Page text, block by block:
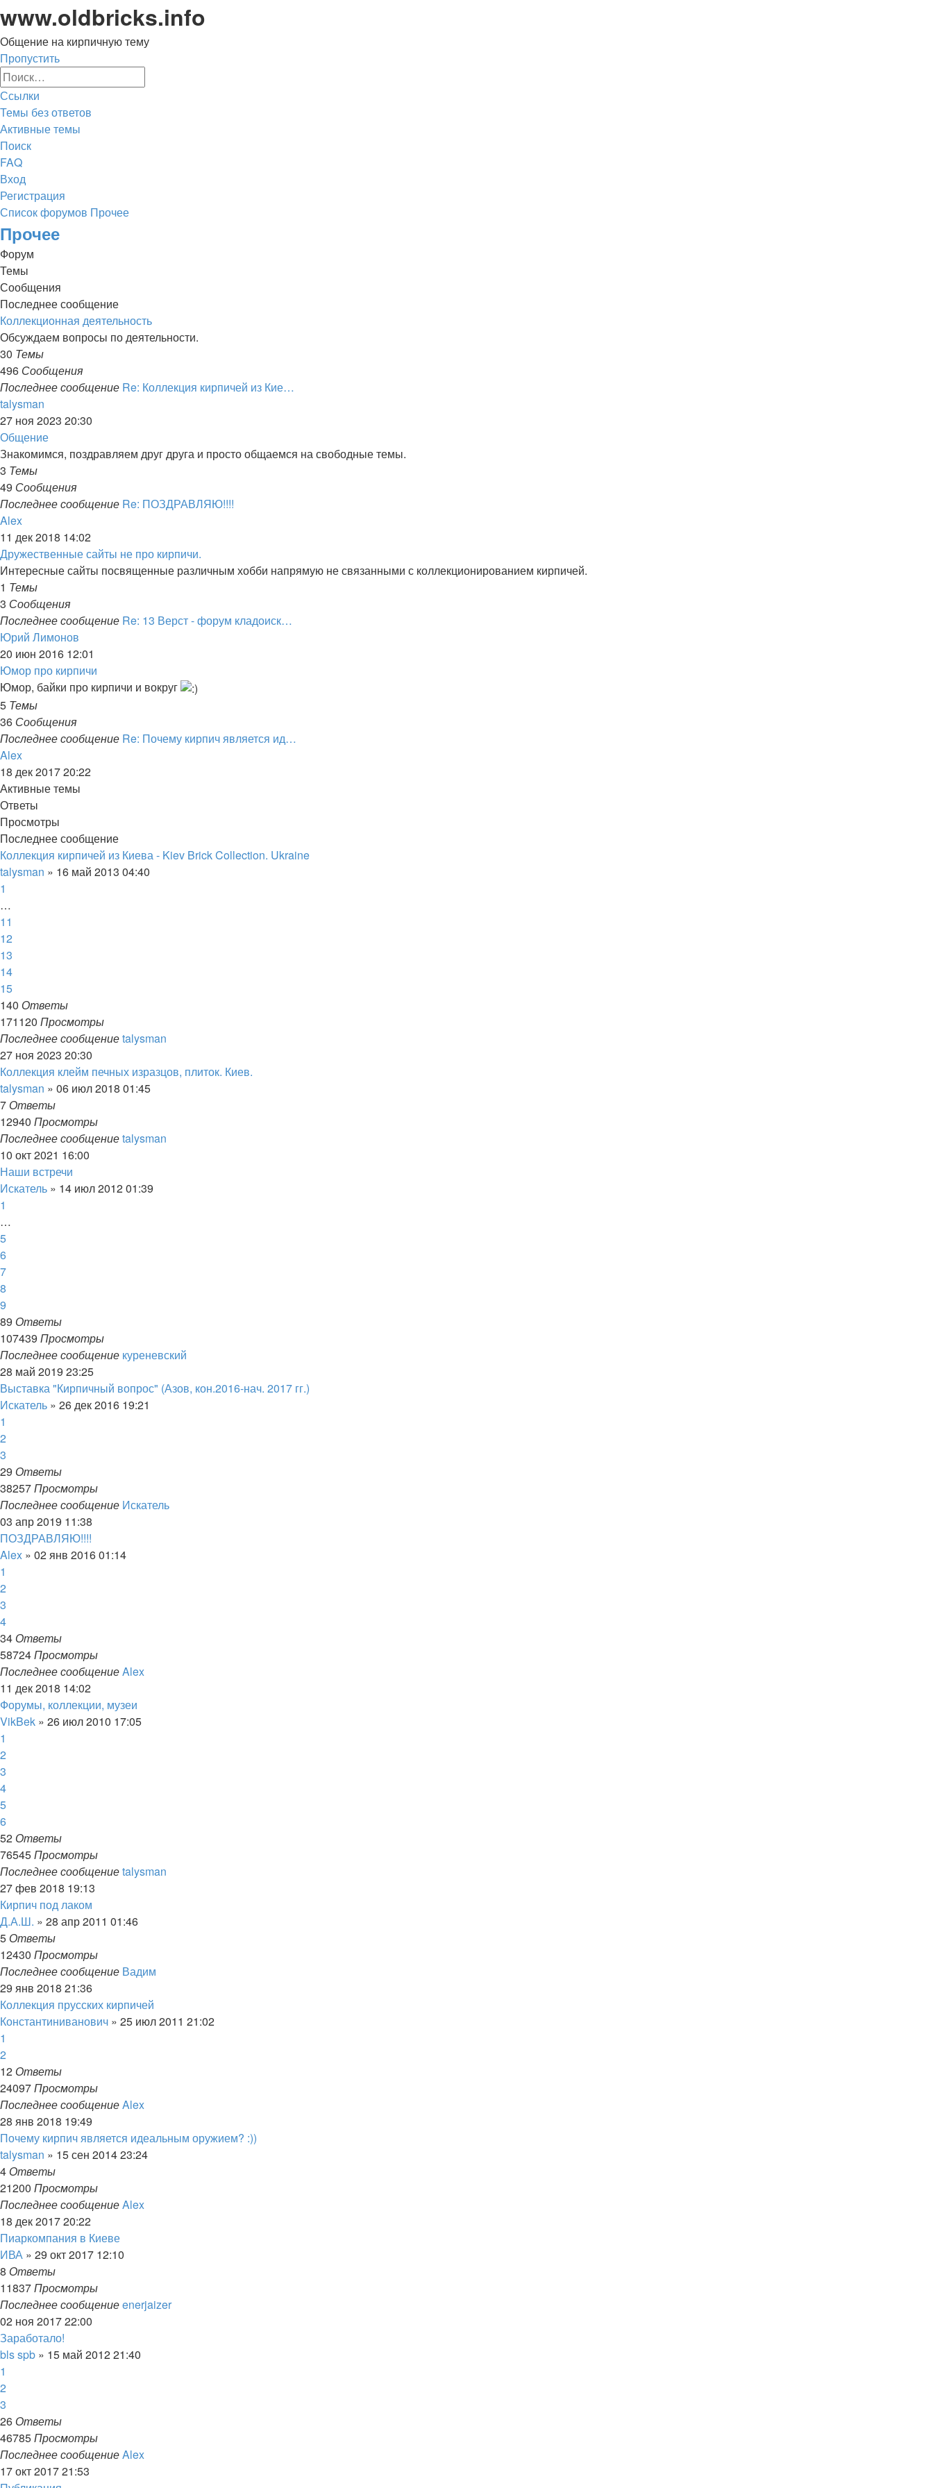
www.oldbricks.info
Общение на кирпичную тему
Пропустить
Ссылки
Темы без ответов
Активные темы
Поиск
FAQ
Вход
Регистрация
Список форумов Прочее
Поиск
Прочее
Форум
Темы
Сообщения
Последнее сообщение
Коллекционная деятельность
Обсуждаем вопросы по деятельности.
30 Темы
496 Сообщения
Последнее сообщение Re: Коллекция кирпичей из Кие…
talysman
к
последнему
сообщению
27 ноя 2023 20:30
Общение
Знакомимся, поздравляем друг друга и просто общаемся на свободные темы.
3 Темы
49 Сообщения
Последнее сообщение Re: ПОЗДРАВЛЯЮ!!!!
AlexПерейти
к
последнему
сообщению
11 дек 2018 14:02
Дружественные сайты не про кирпичи.
Интересные сайты посвященные различным хобби напрямую не связанными с коллекционированием кирпичей.
1 Темы
3 Сообщения
Последнее сообщение Re: 13 Верст - форум кладоиск…
Юрий Лимонов
к
последнему
сообщению
20 июн 2016 12:01
Юмор про кирпичи
Юмор, байки про кирпичи и вокруг
5 Темы
36 Сообщения
Последнее сообщение Re: Почему кирпич является ид…
AlexПерейти
к
последнему
сообщению
18 дек 2017 20:22
Активные темы
Ответы
Просмотры
Последнее сообщение
Коллекция кирпичей из Киева - Kiev Brick Collection. Ukraine
talysman » 16 май 2013 04:40
1
…
11
12
13
14
15
140 Ответы
171120 Просмотры
Последнее сообщениеtalysman
27 ноя 2023 20:30
Коллекция клейм печных изразцов, плиток. Киев.
talysman » 06 июл 2018 01:45
7 Ответы
12940 Просмотры
Последнее сообщениеtalysman
10 окт 2021 16:00
Наши встречи
Искатель » 14 июл 2012 01:39
1
…
5
6
7
8
9
89 Ответы
107439 Просмотры
Последнее сообщение куреневский
28 май 2019 23:25
Выставка "Кирпичный вопрос" (Азов, кон.2016-нач. 2017 гг.)
Искатель » 26 дек 2016 19:21
1
2
3
29 Ответы
38257Просмотры
Последнее сообщение Искатель
03 апр 2019 11:38
ПОЗДРАВЛЯЮ!!!!
Alex » 02 янв 2016 01:14
1
2
3
4
34 Ответы
58724Просмотры
Последнее сообщениеAlex
11 дек 2018 14:02
Форумы, коллекции, музеи
VikBek » 26 июл 2010 17:05
1
2
3
4
5
6
52 Ответы
76545Просмотры
Последнее сообщениеtalysman
27 фев 2018 19:13
Кирпич под лаком
Д.А.Ш. » 28 апр 2011 01:46
5 Ответы
12430 Просмотры
Последнее сообщение Вадим
29 янв 2018 21:36
Коллекция прусских кирпичей
Константиниванович » 25 июл 2011 21:02
1
2
12 Ответы
24097Просмотры
Последнее сообщениеAlex
28 янв 2018 19:49
Почему кирпич является идеальным оружием? :))
talysman » 15 сен 2014 23:24
4 Ответы
21200 Просмотры
Последнее сообщениеAlex
18 дек 2017 20:22
Пиаркомпания в Киеве
ИВА » 29 окт 2017 12:10
8 Ответы
11837Просмотры
Последнее сообщениеenerjaizer
02 ноя 2017 22:00
Заработало!
bls spb » 15 май 2012 21:40
1
2
3
26 Ответы
46785Просмотры
Последнее сообщениеAlex
17 окт 2017 21:53